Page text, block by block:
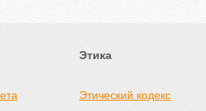
Этика
Этический кодекс